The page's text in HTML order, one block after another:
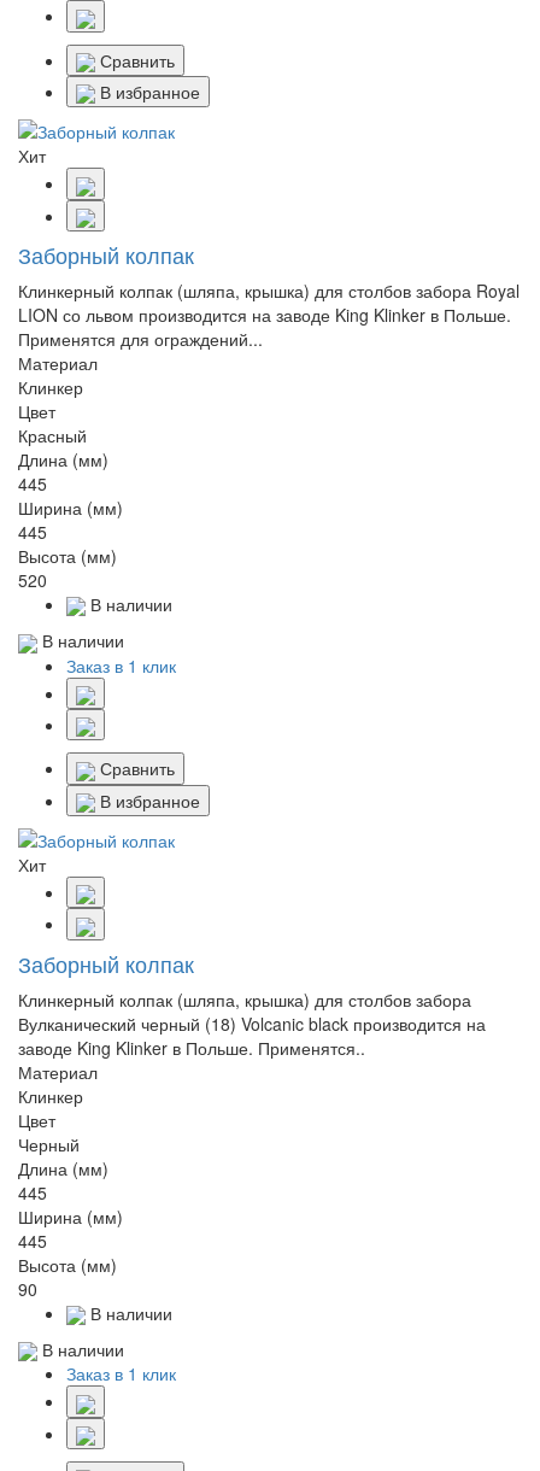
Сравнить
В избранное
Хит
Заборный колпак
Клинкерный колпак (шляпа, крышка) для столбов забора Royal
LION со львом производится на заводе King Klinker в Польше.
Применятся для ограждений...
Материал
Клинкер
Цвет
Красный
Длина (мм)
445
Ширина (мм)
445
Высота (мм)
520
В наличии
В наличии
Заказ в 1 клик
Сравнить
В избранное
Хит
Заборный колпак
Клинкерный колпак (шляпа, крышка) для столбов забора
Вулканический черный (18) Volcanic black производится на
заводе King Klinker в Польше. Применятся..
Материал
Клинкер
Цвет
Черный
Длина (мм)
445
Ширина (мм)
445
Высота (мм)
90
В наличии
В наличии
Заказ в 1 клик